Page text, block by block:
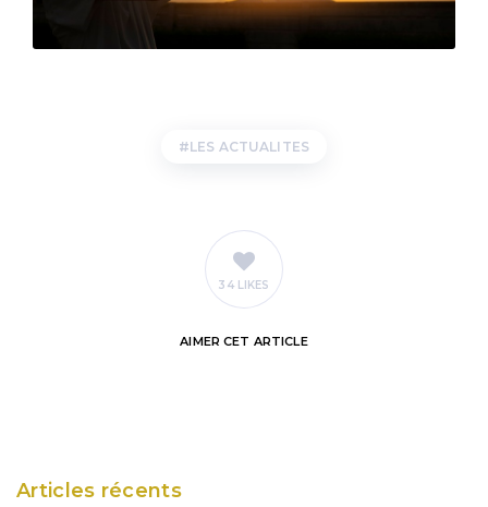
LES ACTUALITES
34 LIKES
AIMER CET ARTICLE
Articles récents